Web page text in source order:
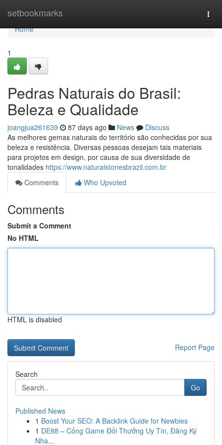
setbookmarks
Home
Home
1
Pedras Naturais do Brasil:
Beleza e Qualidade
joangjua261639 87 days ago News
Discuss
As melhores gemas naturais do território são conhecidas por sua
beleza e resistência. Diversas pessoas desejam tais materiais
para projetos em design, por causa de sua diversidade de
tonalidades https://www.naturalstonesbrazil.com.br
Comments
Who Upvoted
Comments
Submit a Comment
No HTML
HTML is disabled
Report Page
Search
Go
Published News
1 Boost Your SEO: A Backlink Guide for Newbies
1 DE88 – Cổng Game Đổi Thưởng Uy Tín, Đăng Ký
Nha...